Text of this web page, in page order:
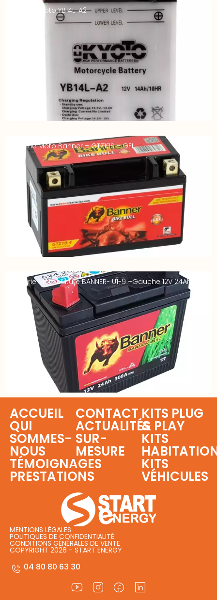
Batterie Moto YB14L-A2
Batterie Moto Banner – GTZ10S – GEL
Batterie Motoculture BANNER- U1-9 +Gauche 12V 24Ah
MENTIONS LÉGALES
POLITIQUES DE CONFIDENTIALITÉ
CONDITIONS GÉNÉRALES DE VENTE
COPYRIGHT 2026 - START ENERGY
ACCUEIL
QUI
SOMMES-
NOUS
TÉMOIGNAGES
PRESTATIONS
CONTACT
ACTUALITÉS
SUR-
MESURE
KITS PLUG
& PLAY
KITS
KITS
VÉHICULES
04 80 80 63 30